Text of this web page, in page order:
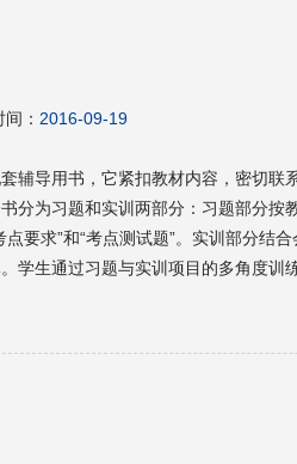
间：2016-09-19
辅导用书，它紧扣教材内容，密切联
分为习题和实训两部分：习题部分按
要求”和“考点测试题”。实训部分结
学生通过习题与实训项目的多角度训
能力，为今后的学习、工作打下良好